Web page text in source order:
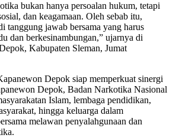
bukan hanya persoalan hukum, tetapi
dan keagamaan. Oleh sebab itu,
tanggung jawab bersama yang harus
dan berkesinambungan,” ujarnya di
Kabupaten Sleman, Jumat
Depok siap memperkuat sinergi
Depok, Badan Narkotika Nasional
Islam, lembaga pendidikan,
hingga keluarga dalam
melawan penyalahgunaan dan